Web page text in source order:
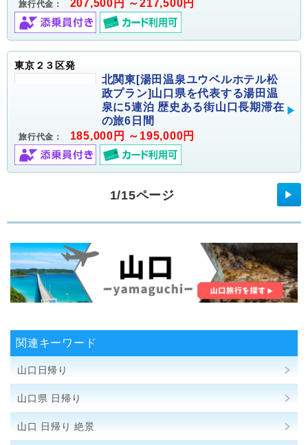
旅行代金： 207,500円 ～217,500円
東京２３区発
北関東[湯田温泉ユウベルホテル松
政プラン]山口県を代表する湯田温
泉に5連泊 歴史ある街山口長期滞在
の旅6日間
旅行代金： 185,000円 ～195,000円
1/15ページ ▶
関連キーワード
山口日帰り
山口県 日帰り
山口 日帰り 絶景